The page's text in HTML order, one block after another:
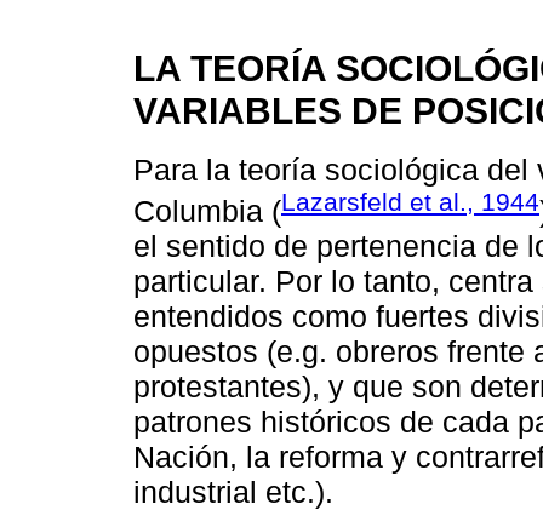
LA TEORÍA
VARIABLES DE
Para la teoría sociológica
Columbia (Lazarsfeld et al., 1944
el sentido de pertenencia de
particular. Por lo tanto,
entendidos como fuertes
opuestos (e.g. obreros frente
protestantes), y que son
patrones históricos de cada
Nación, la reforma y
industrial etc.).